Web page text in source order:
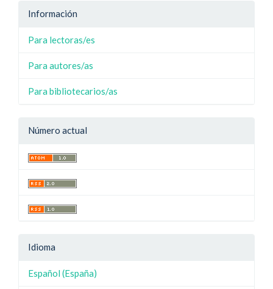
Información
Para lectoras/es
Para autores/as
Para bibliotecarios/as
Número actual
Idioma
Español (España)